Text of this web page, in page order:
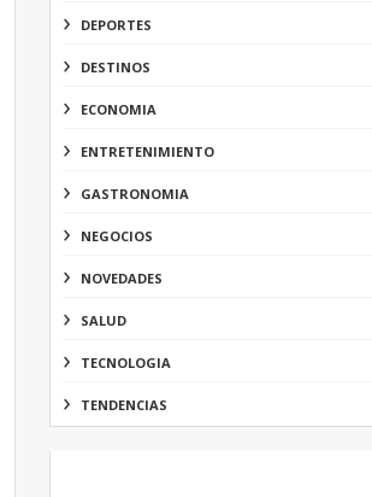
DEPORTES
DESTINOS
ECONOMIA
ENTRETENIMIENTO
GASTRONOMIA
NEGOCIOS
NOVEDADES
SALUD
TECNOLOGIA
TENDENCIAS